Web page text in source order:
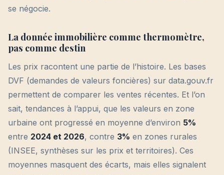
se négocie.
La donnée immobilière comme thermomètre,
pas comme destin
Les prix racontent une partie de l’histoire. Les bases
DVF (demandes de valeurs foncières) sur data.gouv.fr
permettent de comparer les ventes récentes. Et l’on
sait, tendances à l’appui, que les valeurs en zone
urbaine ont progressé en moyenne d’environ 5%
entre 2024 et 2026, contre 3% en zones rurales
(INSEE, synthèses sur les prix et territoires). Ces
moyennes masquent des écarts, mais elles signalent